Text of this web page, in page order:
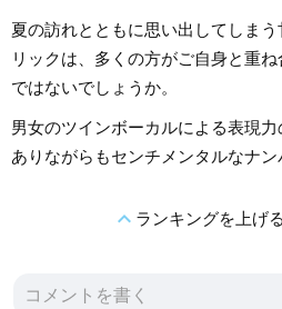
夏の訪れとともに思い出してしま
リックは、多くの方がご自身と重
ではないでしょうか。
男女のツインボーカルによる表現
ありながらもセンチメンタルなナン
expand_lessランキングを上げる